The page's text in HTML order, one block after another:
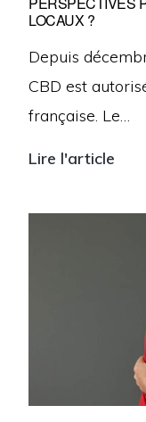
LOCAUX ?
Depuis
CBD est
française. Le…
Lire l'article